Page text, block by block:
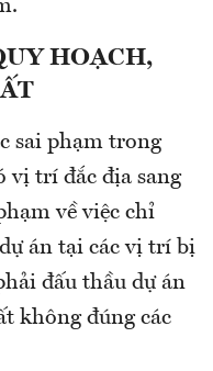
HOẠCH,
sai phạm trong
vị trí đắc địa sang
về việc chỉ
án tại các vị trí bị
đấu thầu dự án
không đúng các